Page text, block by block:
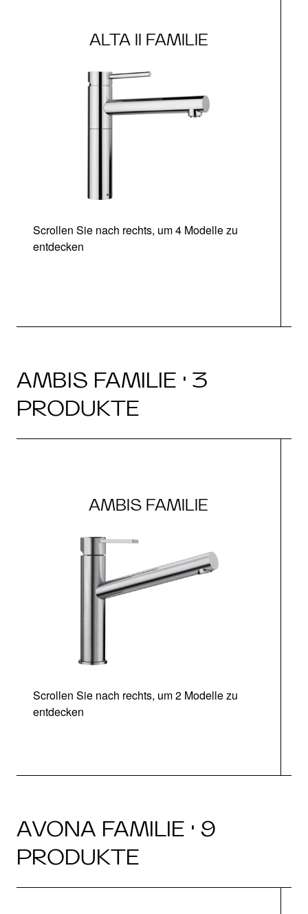
ALTA II FAMILIE
Scrollen Sie nach rechts, um 4 Modelle zu
entdecken
AMBIS FAMILIE · 3
PRODUKTE
AMBIS FAMILIE
Scrollen Sie nach rechts, um 2 Modelle zu
entdecken
AVONA FAMILIE · 9
PRODUKTE